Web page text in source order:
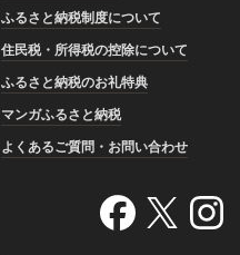
ふるさと納税制度について
住民税・所得税の控除について
ふるさと納税のお礼特典
マンガふるさと納税
よくあるご質問・お問い合わせ